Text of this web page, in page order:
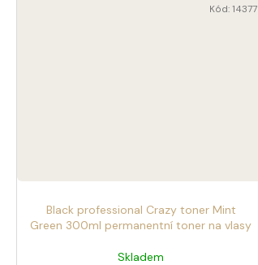
Black professional Crazy toner Mint
Green 300ml permanentní toner na vlasy
Skladem
Kód:14377